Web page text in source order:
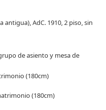
AdC. 1910, 2 piso, sin
de asiento y mesa de
(180cm)
(180cm)